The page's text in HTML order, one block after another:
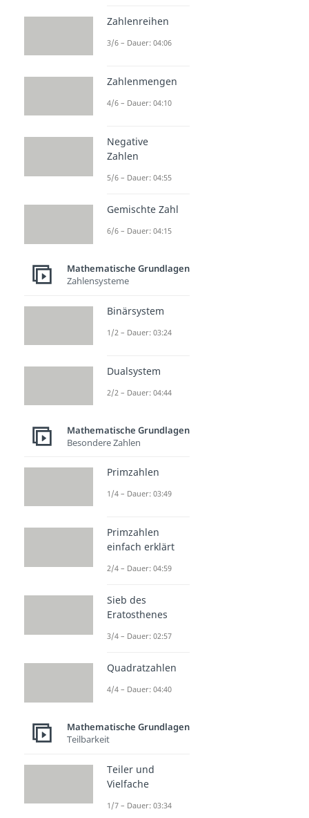
Zahlenreihen
3/6 – Dauer: 04:06
Zahlenmengen
4/6 – Dauer: 04:10
Negative
Zahlen
5/6 – Dauer: 04:55
Gemischte Zahl
6/6 – Dauer: 04:15
Mathematische Grundlagen
Zahlensysteme
Binärsystem
1/2 – Dauer: 03:24
Dualsystem
2/2 – Dauer: 04:44
Mathematische Grundlagen
Besondere Zahlen
Primzahlen
1/4 – Dauer: 03:49
Primzahlen
einfach erklärt
2/4 – Dauer: 04:59
Sieb des
Eratosthenes
3/4 – Dauer: 02:57
Quadratzahlen
4/4 – Dauer: 04:40
Mathematische Grundlagen
Teilbarkeit
Teiler und
Vielfache
1/7 – Dauer: 03:34